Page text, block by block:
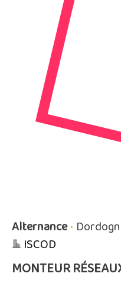
Alternance•
ISCOD
MONTEUR